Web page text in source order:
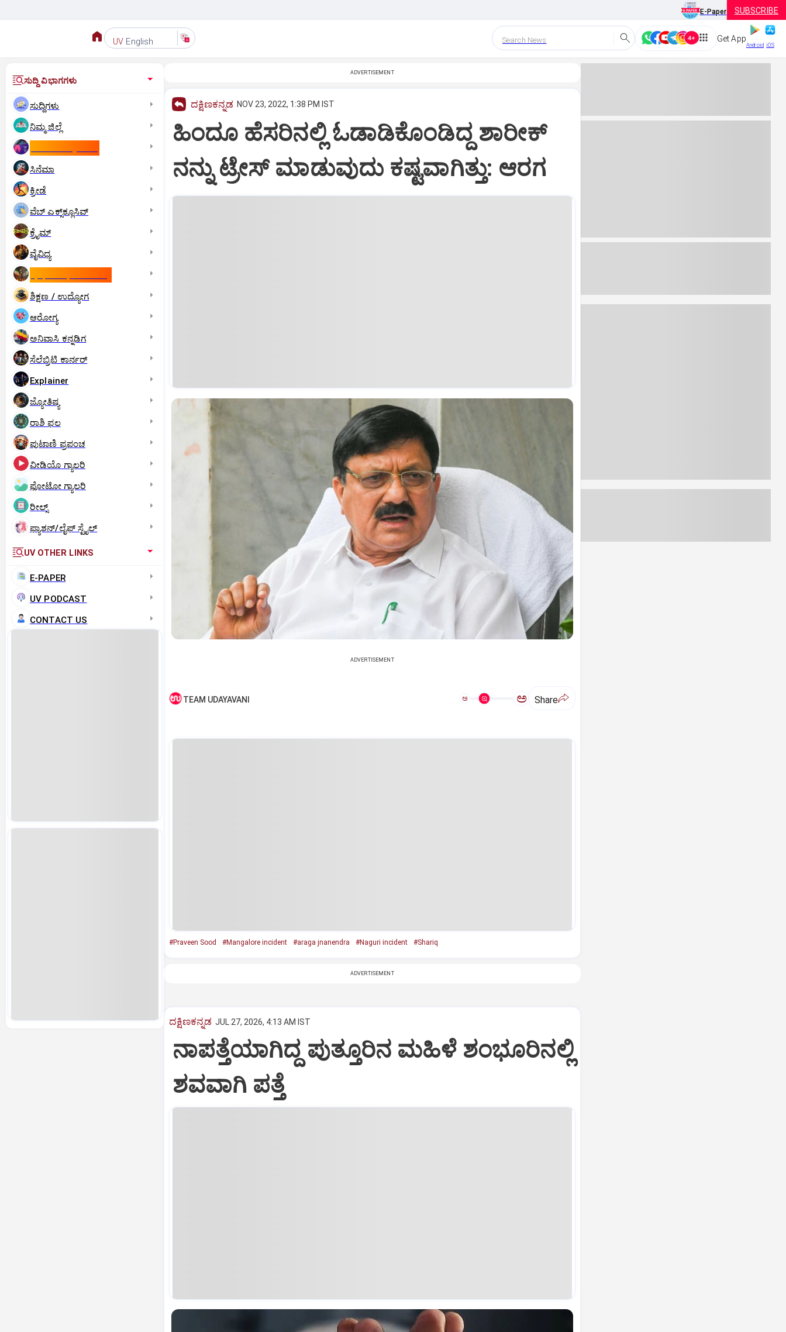
E-Paper SUBSCRIBE
UV English Search News Get App
Android iOS
ಸುದ್ದಿ ವಿಭಾಗಗಳು
ಸುದ್ದಿಗಳು
ನಿಮ್ಮ ಜಿಲ್ಲೆ
ಸಿನೆಮಾ
ಕ್ರೀಡೆ
ವೆಬ್ ಎಕ್ಸ್‌ಕ್ಲೂಸಿವ್
ಕ್ರೈಮ್
ವೈವಿಧ್ಯ
ಶಿಕ್ಷಣ / ಉದ್ಯೋಗ
ಆರೋಗ್ಯ
ಅನಿವಾಸಿ ಕನ್ನಡಿಗ
ಸೆಲೆಬ್ರಿಟಿ ಕಾರ್ನರ್‌
Explainer
ಜ್ಯೋತಿಷ್ಯ
ರಾಶಿ ಫಲ
ಪುಟಾಣಿ ಪ್ರಪಂಚ
ವೀಡಿಯೊ ಗ್ಯಾಲರಿ
ಫೋಟೋ ಗ್ಯಾಲರಿ
ರೀಲ್ಸ್
ಫ್ಯಾಶನ್/ಲೈಫ್‌ ಸ್ಟೈಲ್
UV OTHER LINKS
E-PAPER
UV PODCAST
CONTACT US
ADVERTISEMENT
ದಕ್ಷಿಣಕನ್ನಡ NOV 23, 2022, 1:38 PM IST
ಹಿಂದೂ ಹೆಸರಿನಲ್ಲಿ ಓಡಾಡಿಕೊಂಡಿದ್ದ ಶಾರೀಕ್
ನನ್ನು ಟ್ರೇಸ್ ಮಾಡುವುದು ಕಷ್ಟವಾಗಿತ್ತು: ಆರಗ
ADVERTISEMENT
TEAM UDAYAVANI ಅ ಅ Share
#Praveen Sood #Mangalore incident #araga jnanendra #Naguri incident #Shariq
ADVERTISEMENT
ದಕ್ಷಿಣಕನ್ನಡ JUL 27, 2026, 4:13 AM IST
ನಾಪತ್ತೆಯಾಗಿದ್ದ ಪುತ್ತೂರಿನ ಮಹಿಳೆ ಶಂಭೂರಿನಲ್ಲಿ
ಶವವಾಗಿ ಪತ್ತೆ